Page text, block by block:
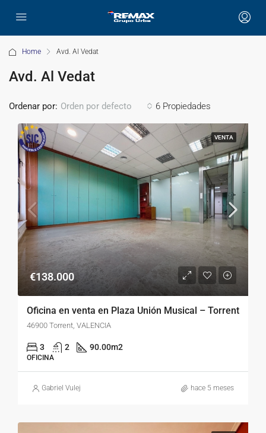
Home Avd. Al Vedat
Avd. Al Vedat
6 Propiedades
Ordenar por: Orden por defecto
VENTA
€138.000
Oficina en venta en Plaza Unión Musical – Torrent
46900 Torrent, VALENCIA
3 2 90.00m2
OFICINA
Gabriel Vulej hace 5 meses